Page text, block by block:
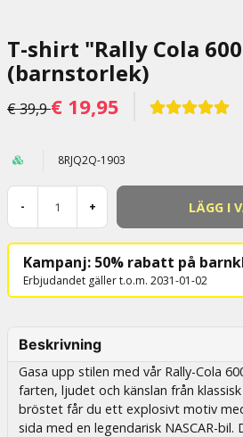
T-shirt "Rally Cola
(barnstorlek)
€ 39,9€ 19,95
8RJQ2Q-1903
- + LÄGG I
Kampanj: 50% rabatt på
Erbjudandet gäller t.o.m. 2031-01-02
Beskrivning
Gasa upp stilen med vår Rally-Cola
farten, ljudet och känslan från
bröstet får du ett explosivt motiv
sida med en legendarisk NASCAR-bil.